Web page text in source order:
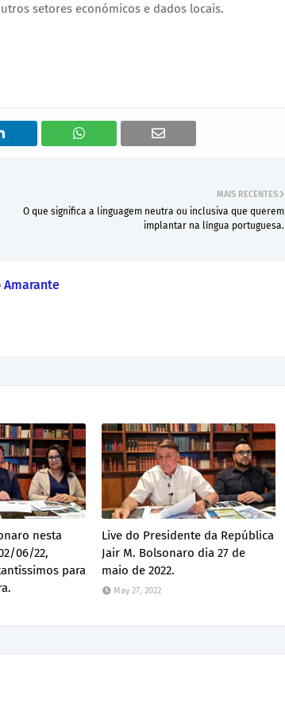
setores económicos e dados locais.
MAIS RECENTES
O que significa a linguagem neutra ou inclusiva que querem
implantar na língua portuguesa.
nesta
06/22,
para
Live do Presidente da República
Jair M. Bolsonaro dia 27 de
maio de 2022.
May 27, 2022